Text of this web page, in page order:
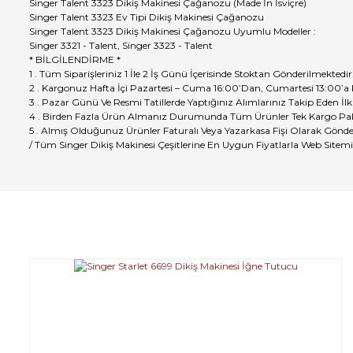
Singer Talent 3323 Dikiş Makinesi Çağanozu (Made İn İsviçre)
Singer Talent 3323 Ev Tipi Dikiş Makinesi Çağanozu
Singer Talent 3323 Dikiş Makinesi Çağanozu Uyumlu Modeller :
Singer 3321 - Talent, Singer 3323 - Talent
* BİLGİLENDİRME *
1 . Tüm Siparişleriniz 1 İle 2 İş Günü İçerisinde Stoktan
2 . Kargonuz Hafta İçi Pazartesi – Cuma 16:00’Dan, Cumartesi
3 . Pazar Günü Ve Resmi Tatillerde Yaptığınız Alımlarınız Takip Eden
4 . Birden Fazla Ürün Almanız Durumunda Tüm Ürünler Tek Kargo
5 . Almış Olduğunuz Ürünler Faturalı Veya Yazarkasa Fişi Olarak
/ Tüm Singer Dikiş Makinesi Çeşitlerine En Uygun Fiyatlarla Web